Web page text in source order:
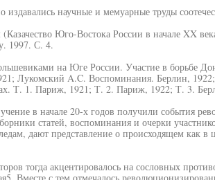
издавались научные и мемуарные труды
Юго-Востока России в начале XX
1997. С. 4.
на Юге России. Участие в борьбе
Лукомский A.C. Воспоминания. Берлин,
Т. 1. Париж, 1921; Т. 2. Париж, 1922; Т. 3.
в начале 20-х годов получили события
статей, воспоминания и очерки
дают представление о происходящем как в
тогда акцентировалось на сословных